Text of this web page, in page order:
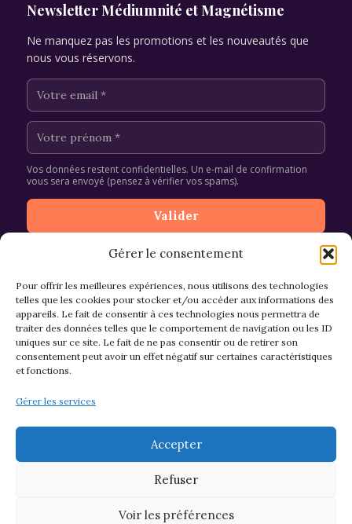
Gérer le consentement
Pour offrir les meilleures expériences, nous utilisons des technologies
telles que les cookies pour stocker et/ou accéder aux informations des
appareils. Le fait de consentir à ces technologies nous permettra de
traiter des données telles que le comportement de navigation ou les ID
uniques sur ce site. Le fait de ne pas consentir ou de retirer son
consentement peut avoir un effet négatif sur certaines caractéristiques
et fonctions.
Gérer les services
Accepter
Refuser
Voir les préférences
Newsletter Médiumnité et Magnétisme
Ne manquez pas les promotions et les nouveautés que
nous vous réservons.
Vos données restent confidentielles. Un e-mail de confirmation
vous sera envoyé (pensez à vérifier vos spams).
CGV et Retours
Mentions légales & confidentialité